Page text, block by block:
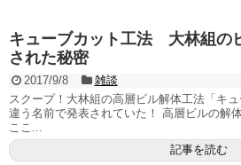
キューブカット工法 大林組の
された秘密
2017/9/8
雑談
スクープ！大林組の高層ビル解体工法「キ
違う名前で発表されていた！ 高層ビルの解
ここ...
記事を読む